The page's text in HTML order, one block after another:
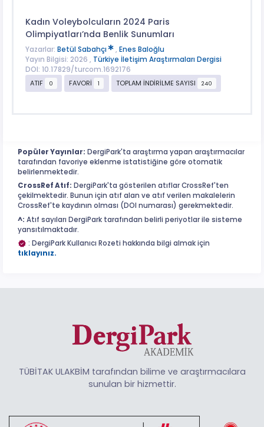
Kadın Voleybolcuların 2024 Paris
Olimpiyatları’nda Benlik Sunumları
Yazarlar: Betül Sabahçı , Enes Baloğlu
Yayın Bilgisi: 2026 , Türkiye İletişim Araştırmaları Dergisi
DOI: 10.17829/turcom.1692176
ATIF
0 FAVORİ 1 TOPLAM İNDİRİLME SAYISI 240
Popüler Yayınlar: DergiPark'ta araştırma yapan araştırmacılar
tarafından favoriye eklenme istatistiğine göre otomatik
belirlenmektedir.
CrossRef Atıf: DergiPark'ta gösterilen atıflar CrossRef'ten
çekilmektedir. Bunun için atıf alan ve atıf verilen makalelerin
CrossRef'te kaydının olması (DOI numarası) gerekmektedir.
^: Atıf sayıları DergiPark tarafından belirli periyotlar ile sisteme
yansıtılmaktadır.
: DergiPark Kullanıcı Rozeti hakkında bilgi almak için
tıklayınız.
TÜBİTAK ULAKBİM tarafından bilime ve araştırmacılara
sunulan bir hizmettir.